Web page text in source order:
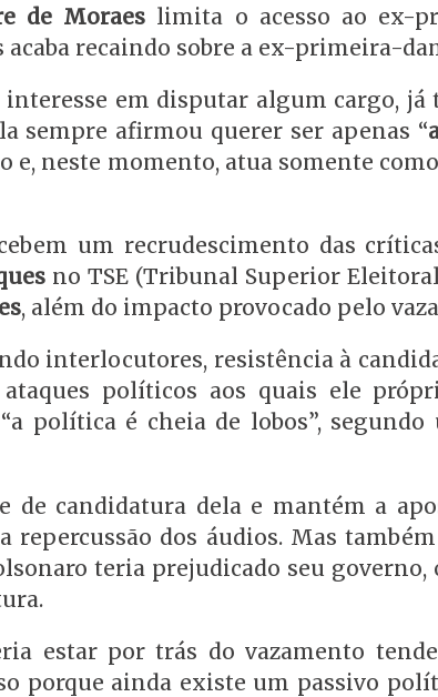
de Moraes limita o acesso ao ex-
recaindo sobre a ex-primeira-
interesse em disputar algum cargo, já
sempre afirmou querer ser apenas “
e, neste momento, atua somente
um recrudescimento das
no TSE (Tribunal Superior
, além do impacto provocado pelo
interlocutores, resistência à
políticos aos quais ele
política é cheia de lobos”,
de candidatura dela e mantém a
repercussão dos áudios. Mas
teria prejudicado seu governo,
estar por trás do vazamento
porque ainda existe um passivo